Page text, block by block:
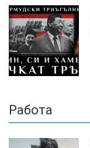
Работа